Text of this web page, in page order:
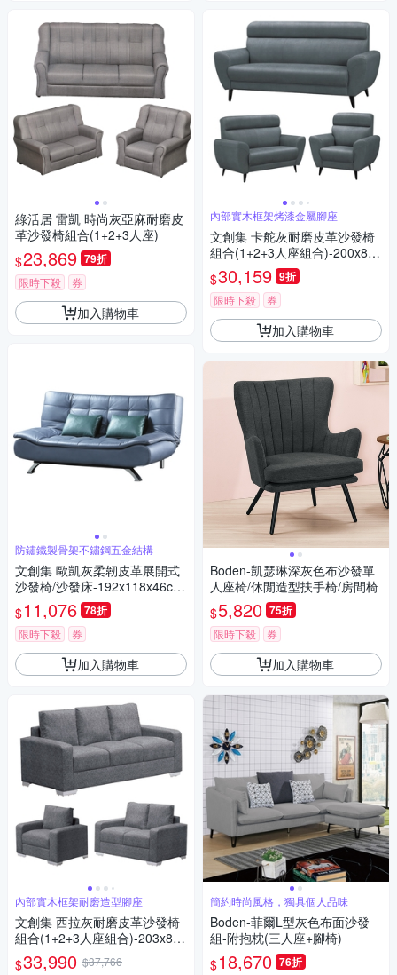
綠活居 雷凱 時尚灰亞麻耐磨皮
革沙發椅組合(1+2+3人座)
$23,869 79折
限時下殺 券
加入購物車
防鏽鐵製骨架不鏽鋼五金結構
文創集 歐凱灰柔韌皮革展開式
沙發椅/沙發床-192x118x46cm
免組
$11,076 78折
限時下殺 券
加入購物車
內部實木框架耐磨造型腳座
文創集 西拉灰耐磨皮革沙發椅
組合(1+2+3人座組合)-203x85x
90cm免組
$33,990 $37,766
內部實木框架烤漆金屬腳座
文創集 卡舵灰耐磨皮革沙發椅
組合(1+2+3人座組合)-200x88x
103cm免組
$30,159 9折
限時下殺 券
加入購物車
Boden-凱瑟琳深灰色布沙發單
人座椅/休閒造型扶手椅/房間椅
$5,820 75折
限時下殺 券
加入購物車
簡約時尚風格，獨具個人品味
Boden-菲爾L型灰色布面沙發
組-附抱枕(三人座+腳椅)
$18,670 76折